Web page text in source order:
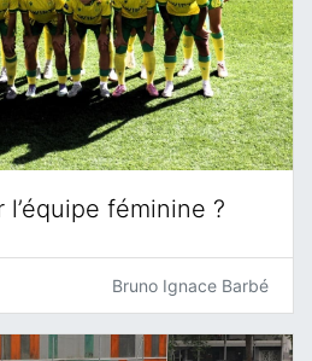
féminine ?
Bruno Ignace Barbé